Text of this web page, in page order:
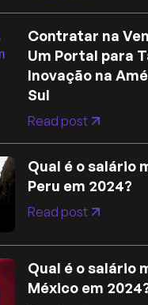
Contratar na
Um Portal para
Inovação na
Sul
Read post
Qual é o salário
Peru em 2024?
Read post
Qual é o salário
México em